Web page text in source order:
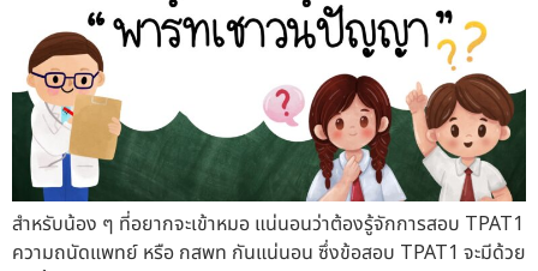
สำหรับน้อง ๆ ที่อยากจะเข้าหมอ แน่นอนว่าต้องรู้จักการสอบ TPAT1
ความถนัดแพทย์ หรือ กสพท กันแน่นอน ซึ่งข้อสอบ TPAT1 จะมีด้วย